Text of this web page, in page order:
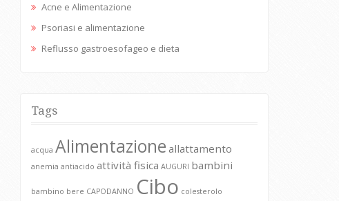
Acne e Alimentazione
Psoriasi e alimentazione
Reflusso gastroesofageo e dieta
Tags
acqua Alimentazione allattamento
anemia antiacido attività fisica AUGURI bambini
bambino bere CAPODANNO Cibo colesterolo